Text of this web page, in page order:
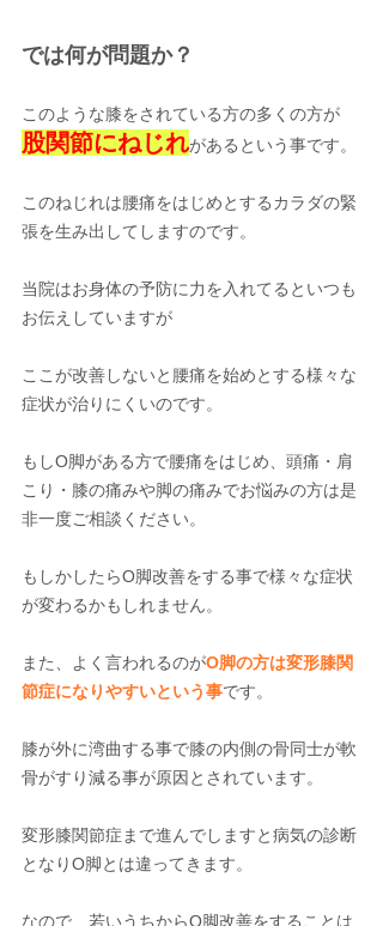
では何が問題か？
このような膝をされている方の多くの方が
股関節にねじれがあるという事です。
このねじれは腰痛をはじめとするカラダの緊
張を生み出してしますのです。
当院はお身体の予防に力を入れてるといつも
お伝えしていますが
ここが改善しないと腰痛を始めとする様々な
症状が治りにくいのです。
もしO脚がある方で腰痛をはじめ、頭痛・肩
こり・膝の痛みや脚の痛みでお悩みの方は是
非一度ご相談ください。
もしかしたらO脚改善をする事で様々な症状
が変わるかもしれません。
また、 よく言われるのがO脚の方は変形膝関
節症になりやすいという事です。
膝が外に湾曲する事で膝の内側の骨同士が軟
骨がすり減る事が原因とされています。
変形膝関節症まで進んでしますと病気の診断
となりO脚とは違ってきます。
なので、若いうちからO脚改善をすることは